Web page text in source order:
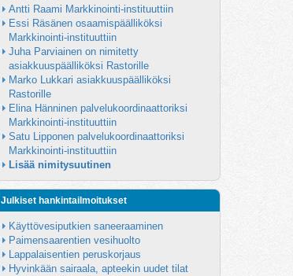
Antti Raami Markkinointi-instituuttiin
Essi Räsänen osaamispäälliköksi
Markkinointi-instituuttiin
Juha Parviainen on nimitetty
asiakkuuspäälliköksi Rastorille
Marko Lukkari asiakkuuspäälliköksi
Rastorille
Elina Hänninen palvelukoordinaattoriksi
Markkinointi-instituuttiin
Satu Lipponen palvelukoordinaattoriksi
Markkinointi-instituuttiin
Lisää nimitysuutinen
Julkiset hankintailmoitukset
Käyttövesiputkien saneeraaminen
Paimensaarentien vesihuolto
Lappalaisentien peruskorjaus
Hyvinkään sairaala, apteekin uudet tilat